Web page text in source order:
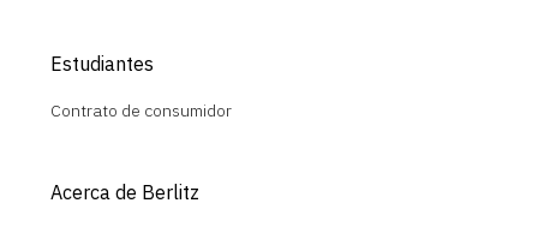
Estudiantes
Contrato de consumidor
Acerca de Berlitz